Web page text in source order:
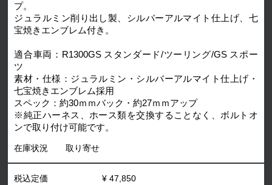
プ。
ジュラルミン削り出し製、シルバーアルマイト仕上げ、七
宝焼きエンブレム付き。
適合車両：R1300GS スタンダード/ツーリング/GS スポー
ツ
素材・仕様：ジュラルミン・シルバーアルマイト仕上げ・
七宝焼きエンブレム採用
スペック：約30ｍｍバック・約27ｍｍアップ
※純正ハーネス、ホース類を交換することなく、ボルトオ
ンで取り付け可能です。
在庫状況 取り寄せ
税込定価
¥ 47,850